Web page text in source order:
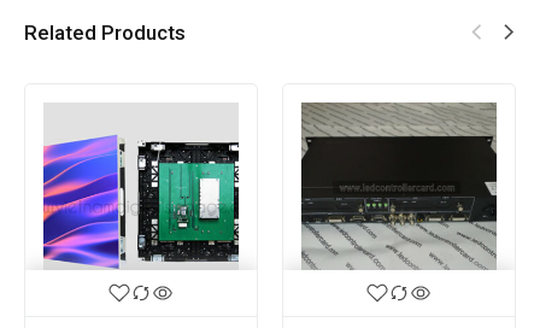
Related Products